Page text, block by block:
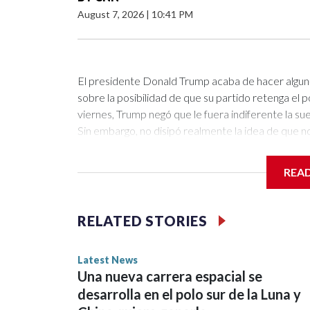
August 7, 2026 | 10:41 PM
El presidente Donald Trump acaba de hacer
sobre la posibilidad de que su partido retenga el
viernes, Trump negó que le fuera indiferente la
Sin embargo, no disipó realmente la idea de que
2026.“No es cierto”, dijo Trump, y añadió:
tanto al destinar potencialmente parte de sus
prácticamente cualquier cosa que quisiera”, dijo
discursos”, dijo Trump. “No tenía que estar
agregó que recientemente le dijo a alguien que ya
campaña”.Luego vino el comentario que
RELATED STORIES
Latest News
Una nueva carrera espacial se
desarrolla en el polo sur de la Luna y